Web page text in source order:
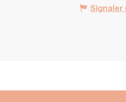
Signaler